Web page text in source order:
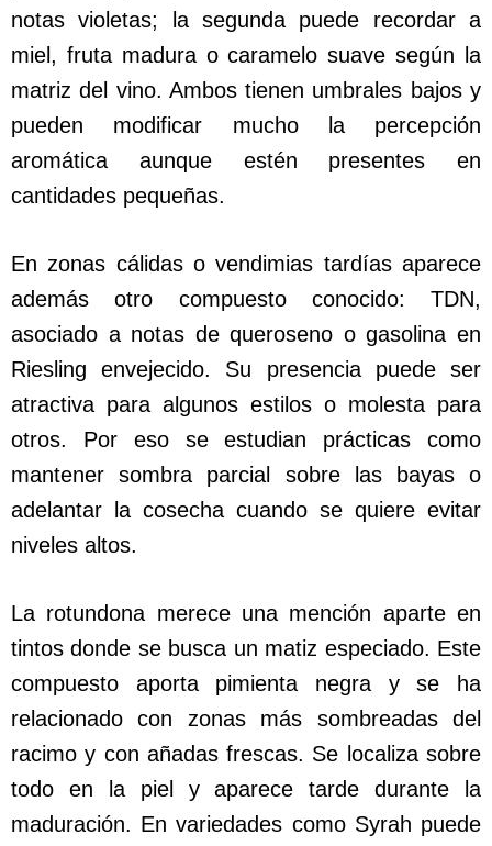
notas violetas; la segunda puede recordar a
miel, fruta madura o caramelo suave según la
matriz del vino. Ambos tienen umbrales bajos y
pueden modificar mucho la percepción
aromática aunque estén presentes en
cantidades pequeñas.
En zonas cálidas o vendimias tardías aparece
además otro compuesto conocido: TDN,
asociado a notas de queroseno o gasolina en
Riesling envejecido. Su presencia puede ser
atractiva para algunos estilos o molesta para
otros. Por eso se estudian prácticas como
mantener sombra parcial sobre las bayas o
adelantar la cosecha cuando se quiere evitar
niveles altos.
La rotundona merece una mención aparte en
tintos donde se busca un matiz especiado. Este
compuesto aporta pimienta negra y se ha
relacionado con zonas más sombreadas del
racimo y con añadas frescas. Se localiza sobre
todo en la piel y aparece tarde durante la
maduración. En variedades como Syrah puede